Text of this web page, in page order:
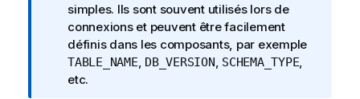
e
I
n
f
o
simples. Ils sont souvent utilisés lors de
connexions et peuvent être facilement
définis dans les composants, par exemple
TABLE_NAME DB_VERSION SCHEMA_TYPE
etc.